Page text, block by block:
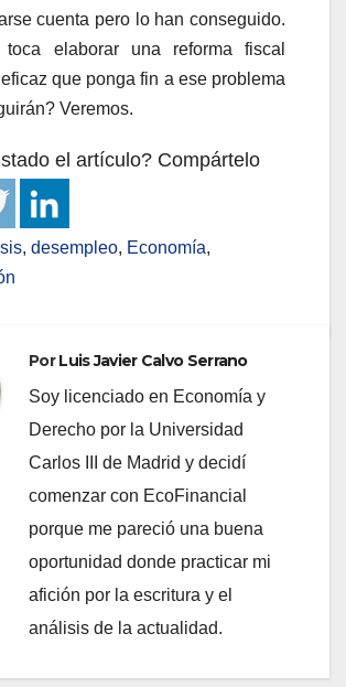
cuenta pero lo han conseguido.
elaborar una reforma fiscal
que ponga fin a ese problema
Veremos.
el artículo? Compártelo
, desempleo, Economía,
PorLuis Javier Calvo Serrano
Soy licenciado en Economía y
Derecho por la Universidad
Carlos III de Madrid y decidí
comenzar con EcoFinancial
porque me pareció una buena
oportunidad donde practicar mi
afición por la escritura y el
análisis de la actualidad.